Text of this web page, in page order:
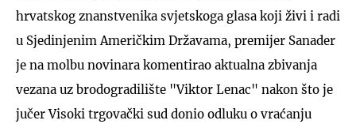
hrvatskog znanstvenika svjetskoga glasa koji živi i radi
u Sjedinjenim Američkim Državama, premijer Sanader
je na molbu novinara komentirao aktualna zbivanja
vezana uz brodogradilište "Viktor Lenac" nakon što je
jučer Visoki trgovački sud donio odluku o vraćanju